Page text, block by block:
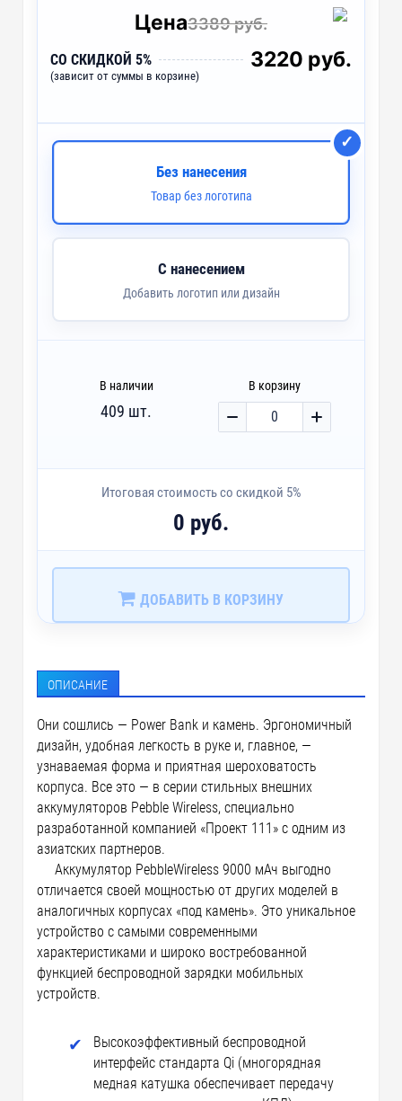
Цена3389 руб.
СО СКИДКОЙ 5%
(зависит от суммы в корзине)
3220 руб.
Без нанесения
Товар без логотипа
С нанесением
Добавить логотип или дизайн
В наличии В корзину
409 шт.
Итоговая стоимость со скидкой 5%
0 руб.
ДОБАВИТЬ В КОРЗИНУ
ОПИСАНИЕ
Они сошлись — Power Bank и камень. Эргономичный
дизайн, удобная легкость в руке и, главное, —
узнаваемая форма и приятная шероховатость
корпуса. Все это — в серии стильных внешних
аккумуляторов Pebble Wireless, специально
разработанной компанией «Проект 111» с одним из
азиатских партнеров.
Аккумулятор PebbleWireless 9000 мАч выгодно
отличается своей мощностью от других моделей в
аналогичных корпусах «под камень». Это уникальное
устройство с самыми современными
характеристиками и широко востребованной
функцией беспроводной зарядки мобильных
устройств.
Высокоэффективный беспроводной
интерфейс стандарта Qi (многорядная
медная катушка обеспечивает передачу